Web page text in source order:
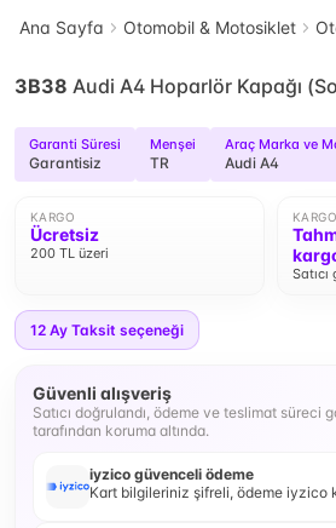
Ana Sayfa Otomobil & Motosiklet
3B38 Audi A4 Hoparlör Kapağı
Garanti Süresi
Garantisiz
Menşei
TR
Araç Marka ve
Audi A4
KARGO
Ücretsiz
200 TL üzeri
12 Ay Taksit seçeneği
Güvenli alışveriş
Satıcı doğrulandı, ödeme ve teslimat süreci
tarafından koruma altında.
iyzico güvenceli ödeme
Kart bilgileriniz şifreli, ödeme iyzico